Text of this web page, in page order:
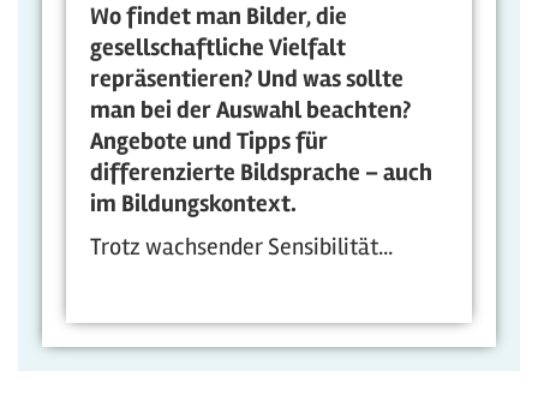
Wo findet man Bilder, die
gesellschaftliche Vielfalt
repräsentieren? Und was sollte
man bei der Auswahl beachten?
Angebote und Tipps für
differenzierte Bildsprache – auch
im Bildungskontext.
Trotz wachsender Sensibilität...